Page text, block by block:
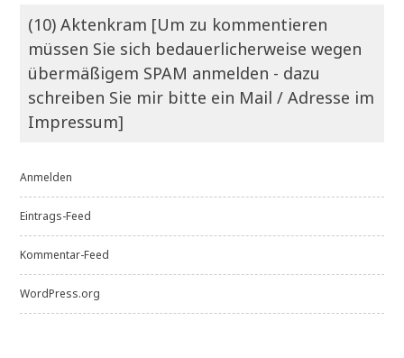
(10) Aktenkram [Um zu kommentieren
müssen Sie sich bedauerlicherweise wegen
übermäßigem SPAM anmelden - dazu
schreiben Sie mir bitte ein Mail / Adresse im
Impressum]
Anmelden
Eintrags-Feed
Kommentar-Feed
WordPress.org